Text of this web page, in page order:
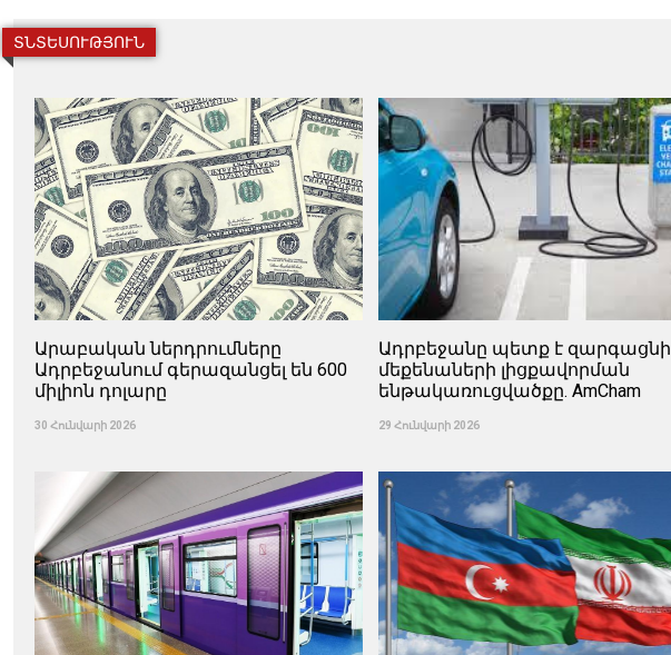
ՏՆՏԵՍՈՒԹՅՈՒՆ
Արաբական ներդրումները
Ադրբեջանում գերազանցել են 600
միլիոն դոլարը
30 Հունվարի 2026
Ադրբեջանը պետք է զարգացնի
մեքենաների լիցքավորման
ենթակառուցվածքը. AmCham
29 Հունվարի 2026